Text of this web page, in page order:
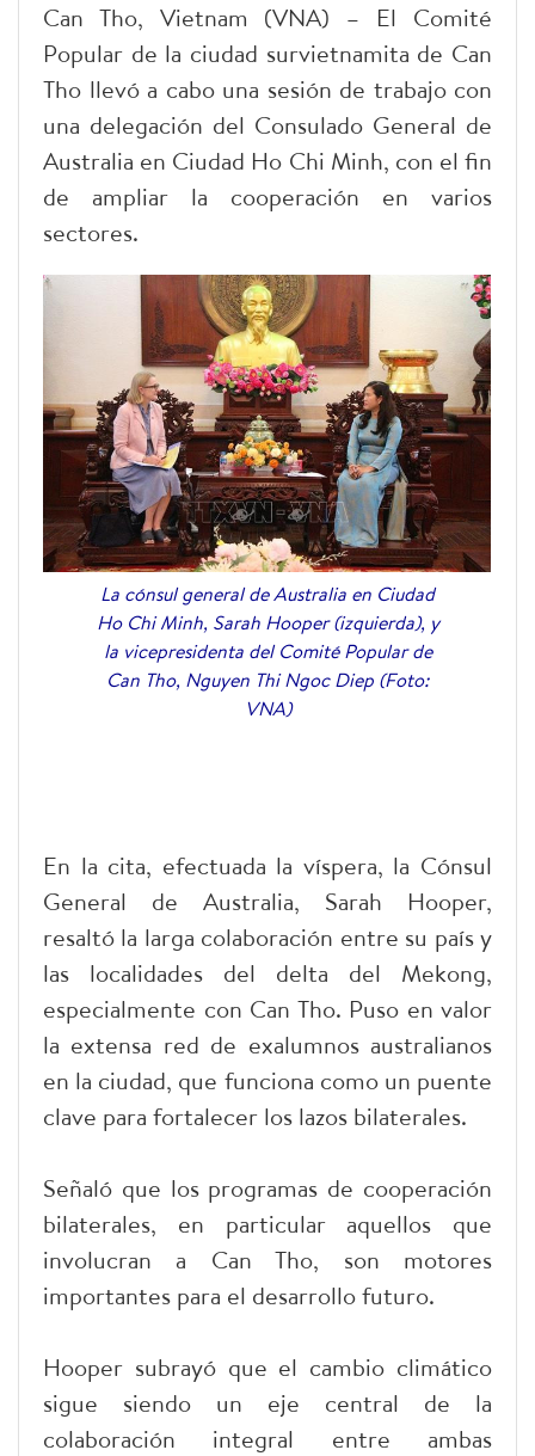
Can Tho, Vietnam (VNA) – El Comité
Popular de la ciudad survietnamita de Can
Tho llevó a cabo una sesión de trabajo con
una delegación del Consulado General de
Australia en Ciudad Ho Chi Minh, con el fin
de ampliar la cooperación en varios
sectores.
La cónsul general de Australia en Ciudad
Ho Chi Minh, Sarah Hooper (izquierda), y
la vicepresidenta del Comité Popular de
Can Tho, Nguyen Thi Ngoc Diep (Foto:
VNA)
En la cita, efectuada la víspera, la Cónsul
General de Australia, Sarah Hooper,
resaltó la larga colaboración entre su país y
las localidades del delta del Mekong,
especialmente con Can Tho. Puso en valor
la extensa red de exalumnos australianos
en la ciudad, que funciona como un puente
clave para fortalecer los lazos bilaterales.
Señaló que los programas de cooperación
bilaterales, en particular aquellos que
involucran a Can Tho, son motores
importantes para el desarrollo futuro.
Hooper subrayó que el cambio climático
sigue siendo un eje central de la
colaboración integral entre ambas